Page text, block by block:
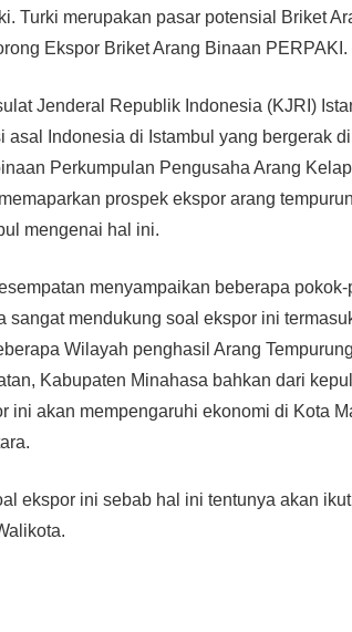
Turki merupakan pasar potensial Briket
Ekspor Briket Arang Binaan PERPAKI.
Jenderal Republik Indonesia (KJRI)
asal Indonesia di Istambul yang bergerak
Perkumpulan Pengusaha Arang
prospek ekspor arang
mengenai hal ini.
menyampaikan beberapa
sangat mendukung soal ekspor ini
Wilayah penghasil Arang
Kabupaten Minahasa bahkan dari
ini akan mempengaruhi ekonomi di Kota
ekspor ini sebab hal ini tentunya akan